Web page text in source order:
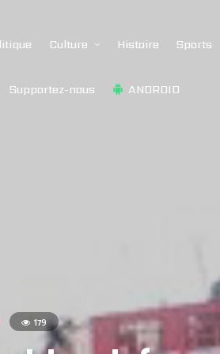
Culture Histoire Sports
Supportez-nous ANDROID
179